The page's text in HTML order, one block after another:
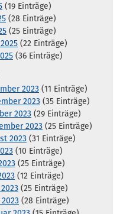
(19 Einträge)
(28 Einträge)
(25 Einträge)
(22 Einträge)
(36 Einträge)
2023 (11 Einträge)
2023 (35 Einträge)
2023 (29 Einträge)
2023 (25 Einträge)
2023 (31 Einträge)
(10 Einträge)
(25 Einträge)
(12 Einträge)
(25 Einträge)
(28 Einträge)